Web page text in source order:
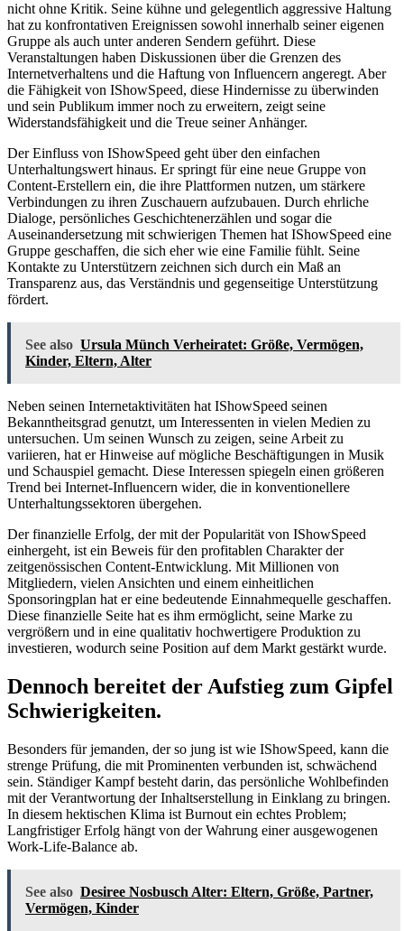
nicht ohne Kritik. Seine kühne und gelegentlich aggressive Haltung
hat zu konfrontativen Ereignissen sowohl innerhalb seiner eigenen
Gruppe als auch unter anderen Sendern geführt. Diese
Veranstaltungen haben Diskussionen über die Grenzen des
Internetverhaltens und die Haftung von Influencern angeregt. Aber
die Fähigkeit von IShowSpeed, diese Hindernisse zu überwinden
und sein Publikum immer noch zu erweitern, zeigt seine
Widerstandsfähigkeit und die Treue seiner Anhänger.
Der Einfluss von IShowSpeed geht über den einfachen
Unterhaltungswert hinaus. Er springt für eine neue Gruppe von
Content-Erstellern ein, die ihre Plattformen nutzen, um stärkere
Verbindungen zu ihren Zuschauern aufzubauen. Durch ehrliche
Dialoge, persönliches Geschichtenerzählen und sogar die
Auseinandersetzung mit schwierigen Themen hat IShowSpeed eine
Gruppe geschaffen, die sich eher wie eine Familie fühlt. Seine
Kontakte zu Unterstützern zeichnen sich durch ein Maß an
Transparenz aus, das Verständnis und gegenseitige Unterstützung
fördert.
See also Ursula Münch Verheiratet: Größe, Vermögen,
Kinder, Eltern, Alter
Neben seinen Internetaktivitäten hat IShowSpeed seinen
Bekanntheitsgrad genutzt, um Interessenten in vielen Medien zu
untersuchen. Um seinen Wunsch zu zeigen, seine Arbeit zu
variieren, hat er Hinweise auf mögliche Beschäftigungen in Musik
und Schauspiel gemacht. Diese Interessen spiegeln einen größeren
Trend bei Internet-Influencern wider, die in konventionellere
Unterhaltungssektoren übergehen.
Der finanzielle Erfolg, der mit der Popularität von IShowSpeed
einhergeht, ist ein Beweis für den profitablen Charakter der
zeitgenössischen Content-Entwicklung. Mit Millionen von
Mitgliedern, vielen Ansichten und einem einheitlichen
Sponsoringplan hat er eine bedeutende Einnahmequelle geschaffen.
Diese finanzielle Seite hat es ihm ermöglicht, seine Marke zu
vergrößern und in eine qualitativ hochwertigere Produktion zu
investieren, wodurch seine Position auf dem Markt gestärkt wurde.
Dennoch bereitet der Aufstieg zum Gipfel
Schwierigkeiten.
Besonders für jemanden, der so jung ist wie IShowSpeed, kann die
strenge Prüfung, die mit Prominenten verbunden ist, schwächend
sein. Ständiger Kampf besteht darin, das persönliche Wohlbefinden
mit der Verantwortung der Inhaltserstellung in Einklang zu bringen.
In diesem hektischen Klima ist Burnout ein echtes Problem;
Langfristiger Erfolg hängt von der Wahrung einer ausgewogenen
Work-Life-Balance ab.
See also Desiree Nosbusch Alter: Eltern, Größe, Partner,
Vermögen, Kinder